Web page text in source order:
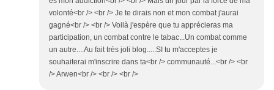
volonté<br /> <br /> Je te dirais non et mon combat j'aurai
gagné<br /> <br /> Voilà j'espère que tu apprécieras ma
participation, un combat contre le tabac...Un combat comme
un autre....Au fait très joli blog.....SI tu m'acceptes je
souhaiterai m'inscrire dans ta<br /> communauté...<br /> <br
/> Arwen<br /> <br /> <br />